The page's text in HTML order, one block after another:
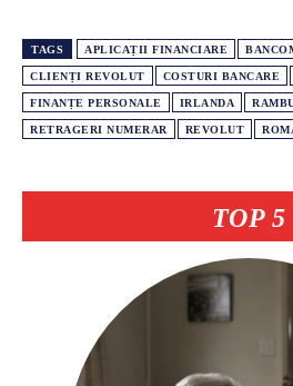
TOP 5
TAGS APLICAȚII FINANCIARE
CLIENȚI REVOLUT COSTURI BANCARE
FINANȚE PERSONALE IRLANDA
RETRAGERI NUMERAR REVOLUT